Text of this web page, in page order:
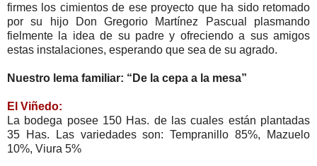
firmes los cimientos de ese proyecto que ha sido retomado
por su hijo Don Gregorio Martínez Pascual plasmando
fielmente la idea de su padre y ofreciendo a sus amigos
estas instalaciones, esperando que sea de su agrado.
Nuestro lema familiar: “De la cepa a la mesa”
El Viñedo:
La bodega posee 150 Has. de las cuales están plantadas
35 Has. Las variedades son: Tempranillo 85%, Mazuelo
10%, Viura 5%